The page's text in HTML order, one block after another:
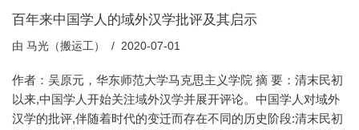
百年来中国学人的域外汉学批评及其启示
由 马光（搬运工） 2020-07-01
作者：吴原元，华东师范大学马克思主义学院 摘 要：清末民初
以来,中国学人开始关注域外汉学并展开评论。中国学人对域外
汉学的批评,伴随着时代的变迁而存在不同的历史阶段:清末民初